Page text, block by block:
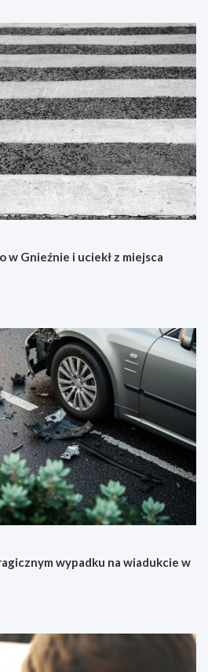
w Gnieźnie i uciekł z miejsca
wypadku na wiadukcie w